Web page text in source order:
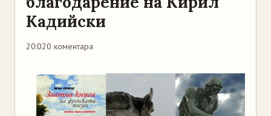
Кадийски
20:020 коментара